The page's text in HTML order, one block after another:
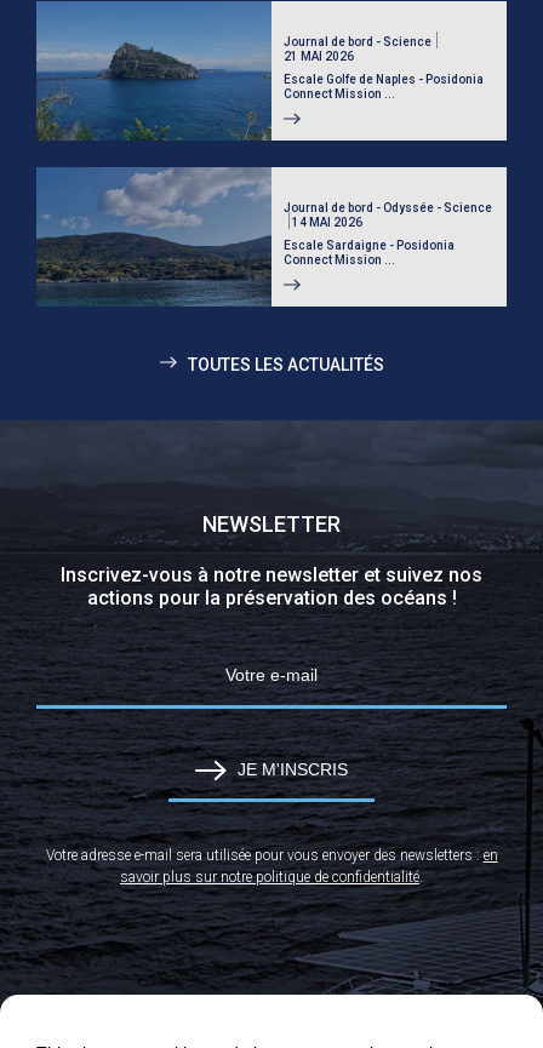
Journal de bord - Science
21 MAI 2026
Escale Golfe de Naples - Posidonia
Connect Mission ...
Journal de bord - Odyssée - Science
14 MAI 2026
Escale Sardaigne - Posidonia
Connect Mission ...
TOUTES LES ACTUALITÉS
NEWSLETTER
Inscrivez-vous à notre newsletter et suivez nos
actions pour la préservation des océans !
JE M'INSCRIS
Votre adresse e-mail sera utilisée pour vous envoyer des newsletters :en
savoir plus sur notre politique de confidentialité.